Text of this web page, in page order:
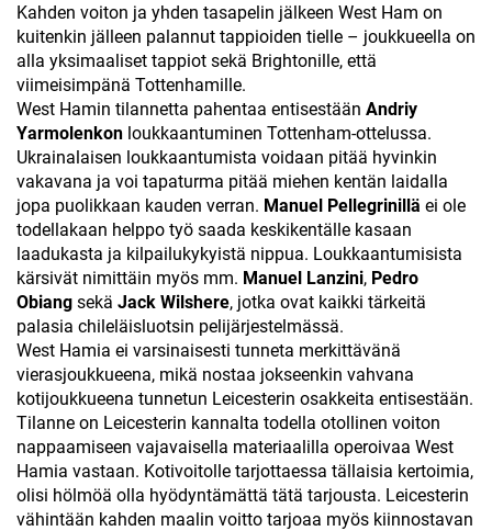
Kahden voiton ja yhden tasapelin jälkeen West Ham on
kuitenkin jälleen palannut tappioiden tielle – joukkueella on
alla yksimaaliset tappiot sekä Brightonille, että
viimeisimpänä Tottenhamille.
West Hamin tilannetta pahentaa entisestään Andriy
Yarmolenkon loukkaantuminen Tottenham-ottelussa.
Ukrainalaisen loukkaantumista voidaan pitää hyvinkin
vakavana ja voi tapaturma pitää miehen kentän laidalla
jopa puolikkaan kauden verran. Manuel Pellegrinillä ei ole
todellakaan helppo työ saada keskikentälle kasaan
laadukasta ja kilpailukykyistä nippua. Loukkaantumisista
kärsivät nimittäin myös mm. Manuel Lanzini, Pedro
Obiang sekä Jack Wilshere, jotka ovat kaikki tärkeitä
palasia chileläisluotsin pelijärjestelmässä.
West Hamia ei varsinaisesti tunneta merkittävänä
vierasjoukkueena, mikä nostaa jokseenkin vahvana
kotijoukkueena tunnetun Leicesterin osakkeita entisestään.
Tilanne on Leicesterin kannalta todella otollinen voiton
nappaamiseen vajavaisella materiaalilla operoivaa West
Hamia vastaan. Kotivoitolle tarjottaessa tällaisia kertoimia,
olisi hölmöä olla hyödyntämättä tätä tarjousta. Leicesterin
vähintään kahden maalin voitto tarjoaa myös kiinnostavan